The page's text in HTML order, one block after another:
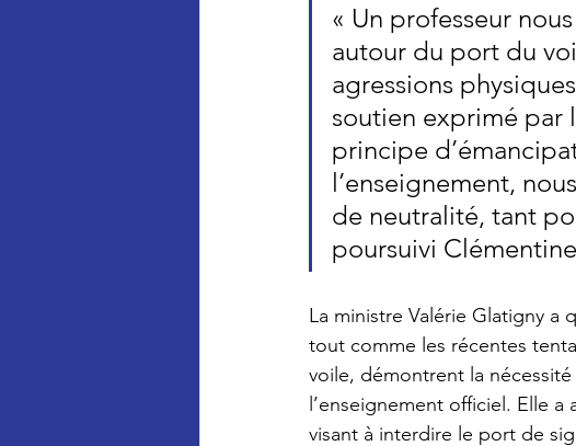
« Un professeur
autour du port du
agressions
soutien exprimé par
principe
l’enseignement,
de neutralité, tant
poursuivi
La ministre Valérie Glatigny a
tout comme les récentes
voile, démontrent la
l’enseignement officiel. Elle a
visant à interdire le port de